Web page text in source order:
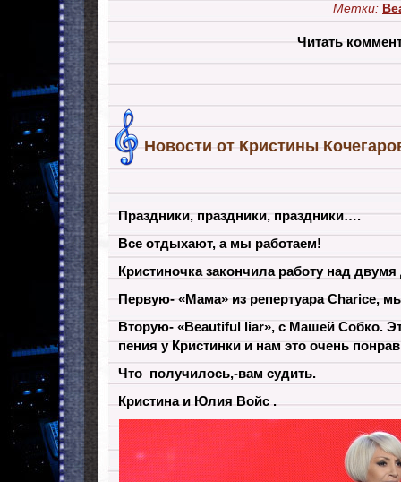
Метки:
Читать
Новости от Кристины
Праздники, праздники, праздники….
Все отдыхают, а мы работаем!
Кристиночка закончила работу над
Первую- «Мама» из репертуара Charice,
Вторую- «Beautiful liar», с Машей Собко.
пения у Кристинки и нам это очень
Что получилось,-вам судить.
Кристина и Юлия Войс .